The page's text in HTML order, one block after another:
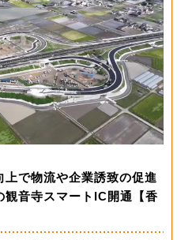
で物流や企業誘致の促進
音寺スマートIC開通【香